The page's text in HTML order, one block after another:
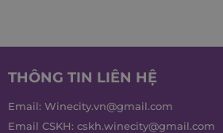
THÔNG TIN LIÊN HỆ
Email: Winecity.vn@gmail.com
Email CSKH: cskh.winecity@gmail.com